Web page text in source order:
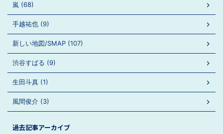
嵐 (68)
手越祐也 (9)
新しい地図/SMAP (107)
渋谷すばる (9)
生田斗真 (1)
風間俊介 (3)
過去記事アーカイブ